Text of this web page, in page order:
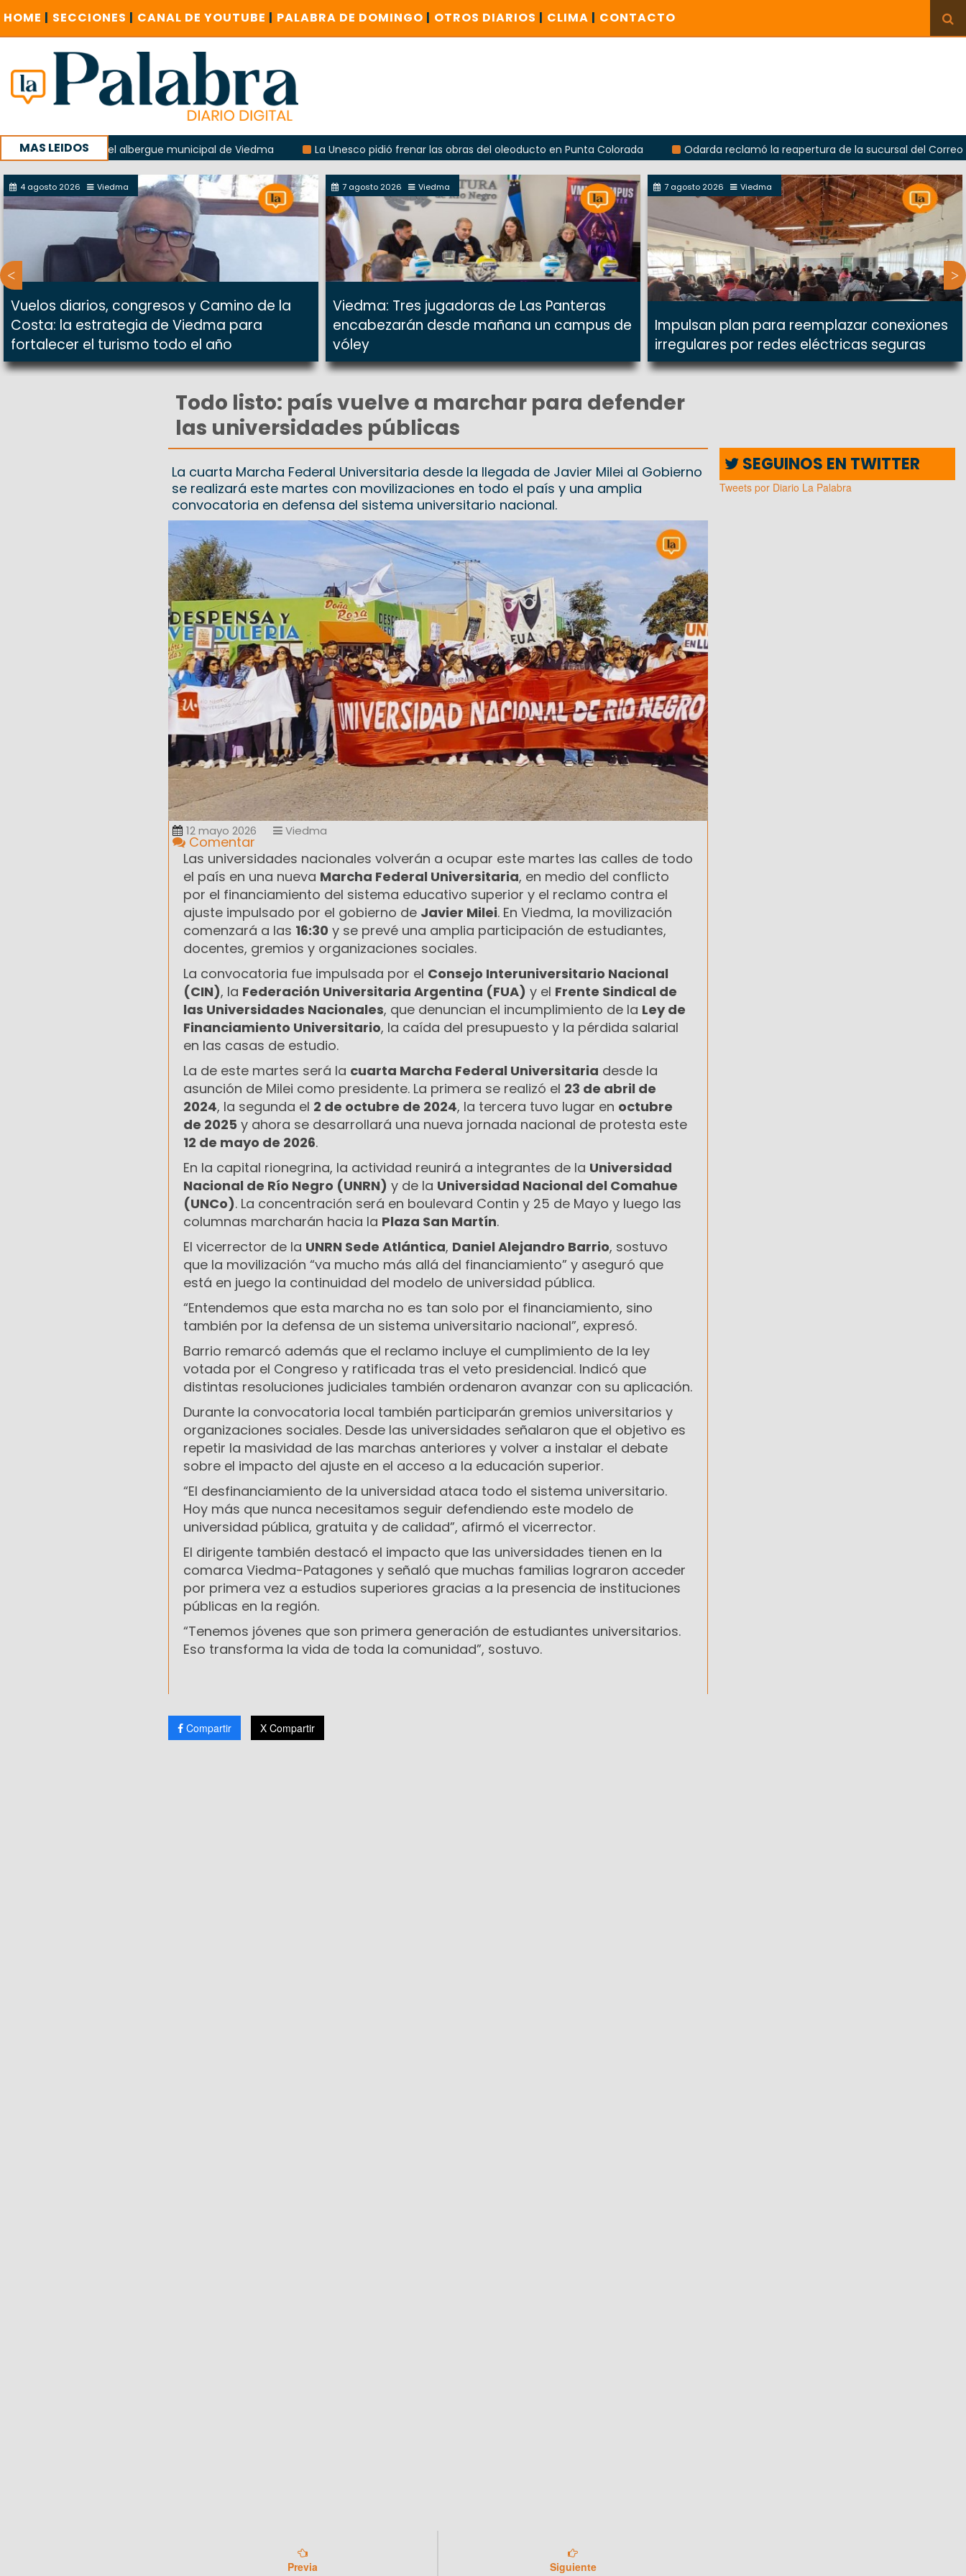
HOME | SECCIONES | CANAL DE YOUTUBE | PALABRA DE DOMINGO | OTROS DIARIOS | CLIMA | CONTACTO
MAS LEIDOSdel albergue municipal de Viedma La Unesco pidió frenar las obras del oleoducto en Punta Colorada
Odarda reclamó la reapertura de la sucursal del Correo
con un encuentro provincial en Roca
4 agosto 2026 Viedma
Vuelos diarios, congresos y Camino de la
Costa: la estrategia de Viedma para
fortalecer el turismo todo el año
7 agosto 2026 Viedma
Viedma: Tres jugadoras de Las Panteras
encabezarán desde mañana un campus de
vóley
7 agosto 2026 Viedma
Impulsan plan para reemplazar conexiones
irregulares por redes eléctricas seguras
Todo listo: país vuelve a marchar para defender
las universidades públicas
La cuarta Marcha Federal Universitaria desde la llegada de Javier Milei al Gobierno
se realizará este martes con movilizaciones en todo el país y una amplia
convocatoria en defensa del sistema universitario nacional.
12 mayo 2026 Viedma
Comentar
Las universidades nacionales volverán a ocupar este martes las calles de todo
el país en una nueva Marcha Federal Universitaria, en medio del conflicto
por el financiamiento del sistema educativo superior y el reclamo contra el
ajuste impulsado por el gobierno de Javier Milei. En Viedma, la movilización
comenzará a las 16:30 y se prevé una amplia participación de estudiantes,
docentes, gremios y organizaciones sociales.
La convocatoria fue impulsada por el Consejo Interuniversitario Nacional
(CIN), la Federación Universitaria Argentina (FUA) y el Frente Sindical de
las Universidades Nacionales, que denuncian el incumplimiento de la Ley de
Financiamiento Universitario, la caída del presupuesto y la pérdida salarial
en las casas de estudio.
La de este martes será la cuarta Marcha Federal Universitaria desde la
asunción de Milei como presidente. La primera se realizó el 23 de abril de
2024, la segunda el 2 de octubre de 2024, la tercera tuvo lugar en octubre
de 2025 y ahora se desarrollará una nueva jornada nacional de protesta este
12 de mayo de 2026.
En la capital rionegrina, la actividad reunirá a integrantes de la Universidad
Nacional de Río Negro (UNRN) y de la Universidad Nacional del Comahue
(UNCo). La concentración será en boulevard Contin y 25 de Mayo y luego las
columnas marcharán hacia la Plaza San Martín.
El vicerrector de la UNRN Sede Atlántica, Daniel Alejandro Barrio, sostuvo
que la movilización “va mucho más allá del financiamiento” y aseguró que
está en juego la continuidad del modelo de universidad pública.
“Entendemos que esta marcha no es tan solo por el financiamiento, sino
también por la defensa de un sistema universitario nacional”, expresó.
Barrio remarcó además que el reclamo incluye el cumplimiento de la ley
votada por el Congreso y ratificada tras el veto presidencial. Indicó que
distintas resoluciones judiciales también ordenaron avanzar con su aplicación.
Durante la convocatoria local también participarán gremios universitarios y
organizaciones sociales. Desde las universidades señalaron que el objetivo es
repetir la masividad de las marchas anteriores y volver a instalar el debate
sobre el impacto del ajuste en el acceso a la educación superior.
“El desfinanciamiento de la universidad ataca todo el sistema universitario.
Hoy más que nunca necesitamos seguir defendiendo este modelo de
universidad pública, gratuita y de calidad”, afirmó el vicerrector.
El dirigente también destacó el impacto que las universidades tienen en la
comarca Viedma-Patagones y señaló que muchas familias lograron acceder
por primera vez a estudios superiores gracias a la presencia de instituciones
públicas en la región.
“Tenemos jóvenes que son primera generación de estudiantes universitarios.
Eso transforma la vida de toda la comunidad”, sostuvo.
Compartir X Compartir
Previa Siguiente
SEGUINOS EN TWITTER
Tweets por Diario La Palabra